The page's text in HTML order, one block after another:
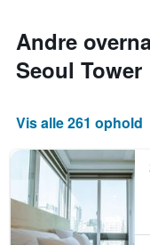
Andre
Seoul Tower
Vis alle 261 ophold